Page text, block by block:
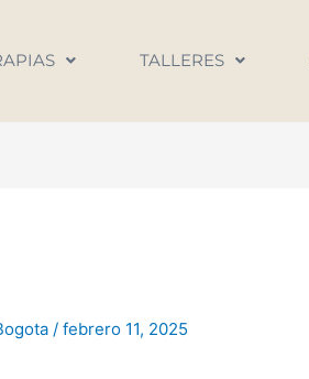
TALLERES
/febrero 11, 2025